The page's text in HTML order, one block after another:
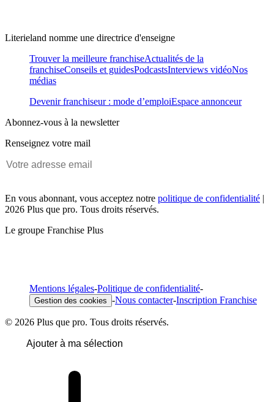
Literieland nomme une directrice d'enseigne
Trouver la meilleure franchiseActualités de la
franchiseConseils et guidesPodcastsInterviews vidéoNos
médias
Devenir franchiseur : mode d’emploiEspace annonceur
Abonnez-vous à la newsletter
Renseignez votre mail
En vous abonnant, vous acceptez notre politique de confidentialité |
2026 Plus que pro. Tous droits réservés.
Le groupe Franchise Plus
Mentions légales-Politique de confidentialité-
Gestion des cookies -Nous contacter-Inscription Franchise
© 2026 Plus que pro. Tous droits réservés.
Ajouter à ma sélection